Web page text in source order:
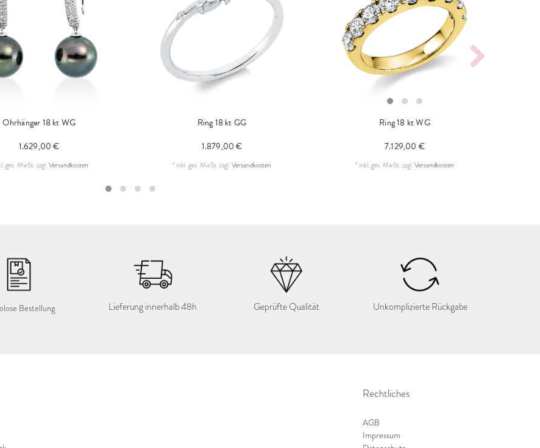
Ohrhänger 18 kt WG
1.629,00 €
ges. MwSt.zzgl.Versandkosten
Ring 18 kt GG
1.879,00 €
* inkl. ges. MwSt.zzgl.Versandkosten
Ring 18 kt WG
7.129,00 €
* inkl. ges. MwSt.zzgl.Versandkosten
Bestellung Lieferung innerhalb 48h Geprüfte Qualität Unkomplizierte Rückgabe
Rechtliches
AGB
Impressum